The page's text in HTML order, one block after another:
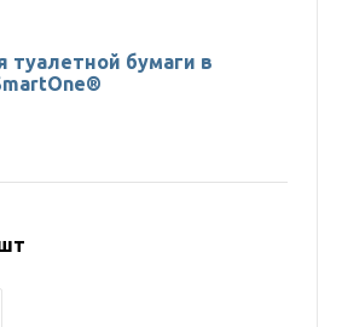
туалетной бумаги в